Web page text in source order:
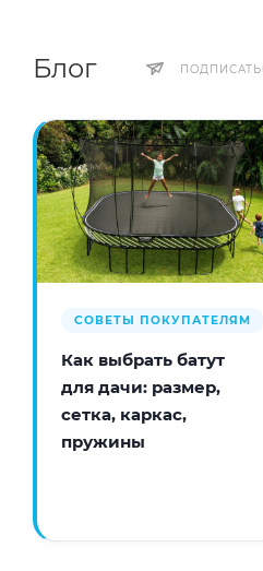
Блог
СОВЕТЫ ПОКУПАТЕЛЯМ
Как выбрать батут
для дачи: размер,
сетка, каркас,
пружины